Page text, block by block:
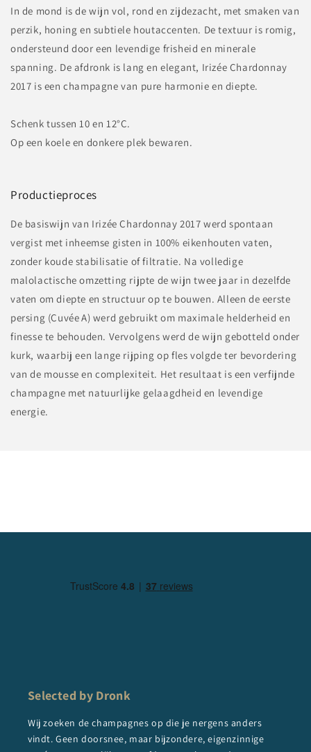
In de mond is de wijn vol, rond en zijdezacht, met smaken van
perzik, honing en subtiele houtaccenten. De textuur is romig,
ondersteund door een levendige frisheid en minerale
spanning. De afdronk is lang en elegant, Irizée Chardonnay
2017 is een champagne van pure harmonie en diepte.
Schenk tussen 10 en 12°C.
Op een koele en donkere plek bewaren.
Productieproces
De basiswijn van Irizée Chardonnay 2017 werd spontaan
vergist met inheemse gisten in 100% eikenhouten vaten,
zonder koude stabilisatie of filtratie. Na volledige
malolactische omzetting rijpte de wijn twee jaar in dezelfde
vaten om diepte en structuur op te bouwen. Alleen de eerste
persing (Cuvée A) werd gebruikt om maximale helderheid en
finesse te behouden. Vervolgens werd de wijn gebotteld onder
kurk, waarbij een lange rijping op fles volgde ter bevordering
van de mousse en complexiteit. Het resultaat is een verfijnde
champagne met natuurlijke gelaagdheid en levendige
energie.
Selected by Dronk
Wij zoeken de champagnes op die je nergens anders
vindt. Geen doorsnee, maar bijzondere, eigenzinnige